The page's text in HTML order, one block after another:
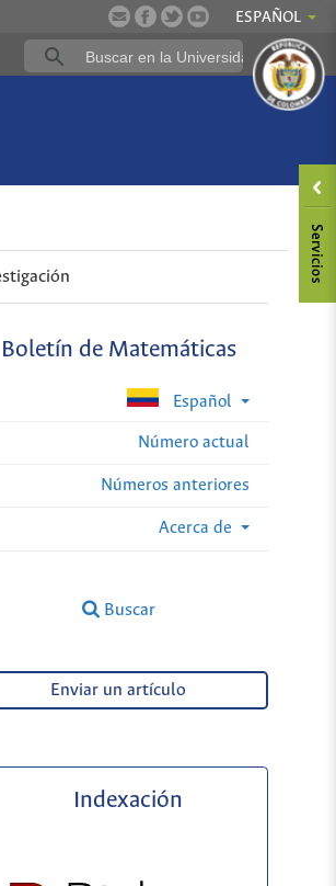
ESPAÑOL
Boletín de Matemáticas
Español
Número actual
Números anteriores
Acerca de
Buscar
Enviar un artículo
Indexación